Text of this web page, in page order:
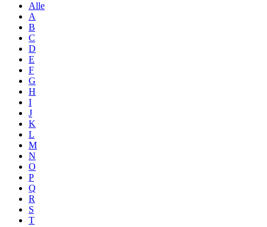
Alle
A
B
C
D
E
F
G
H
I
J
K
L
M
N
O
P
Q
R
S
T